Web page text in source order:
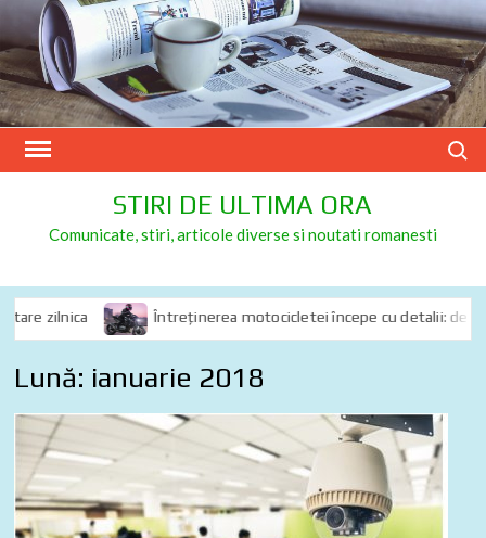
Skip
to
content
STIRI DE ULTIMA ORA
Comunicate, stiri, articole diverse si noutati romanesti
zilnica Întreținerea motocicletei începe cu detalii: de ce
Lună: ianuarie 2018